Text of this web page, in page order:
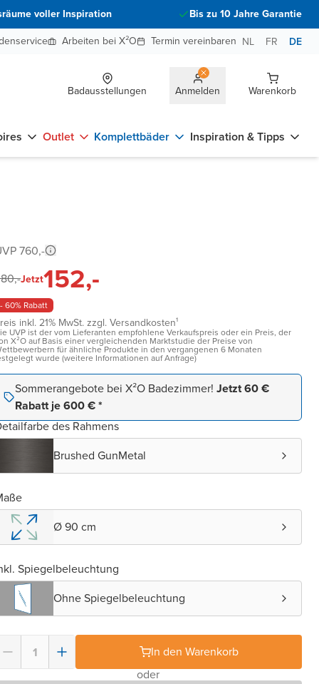
voller Inspiration
Bis zu 10 Jahre Garantie
Arbeiten bei X²O Termin vereinbaren NL FR DE
Badausstellungen Anmelden Warenkorb
Outlet Komplettbäder Inspiration & Tipps
760,-
Jetzt152,-
- 60% Rabatt
inkl. 21% MwSt. zzgl. Versandkosten¹
UVP ist der vom Lieferanten empfohlene Verkaufspreis oder ein Preis, der
X²O auf Basis einer vergleichenden Marktstudie der Preise von
für ähnliche Produkte in den vergangenen 6 Monaten
wurde (weitere Informationen auf Anfrage)
Sommerangebote bei X²O Badezimmer! Jetzt 60 €
Rabatt je 600 € *
des Rahmens
Brushed GunMetal
Ø 90 cm
Spiegelbeleuchtung
Ohne Spiegelbeleuchtung
In den Warenkorb
oder